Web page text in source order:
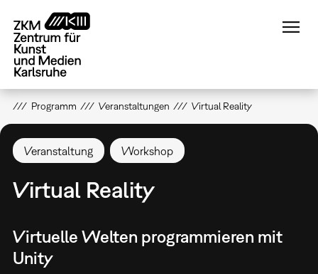
zum
Inhalt
Programm Veranstaltungen Virtual Reality
Veranstaltung Workshop
Virtual Reality
Virtuelle Welten programmieren mit
Unity